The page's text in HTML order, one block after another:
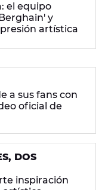
el equipo
y
artística
a sus fans con
oficial de
DOS
inspiración